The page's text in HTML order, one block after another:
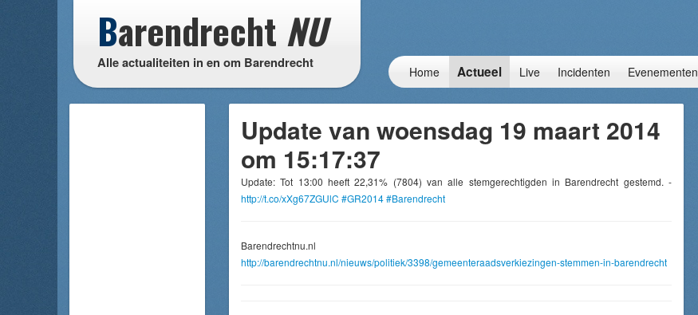
Barendrecht NU
Alle actualiteiten in en om Barendrecht
Home Actueel Live Incidenten Evenementen
Update van woensdag 19 maart 2014
om 15:17:37
Update: Tot 13:00 heeft 22,31% (7804) van alle stemgerechtigden in Barendrecht gestemd. -
http://t.co/xXg67ZGUlC #GR2014#Barendrecht
Barendrechtnu.nl
http://barendrechtnu.nl/nieuws/politiek/3398/gemeenteraadsverkiezingen-stemmen-in-barendrecht